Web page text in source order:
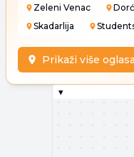
Zeleni Venac
Skadarlija
Prikaži više oglasa
▾